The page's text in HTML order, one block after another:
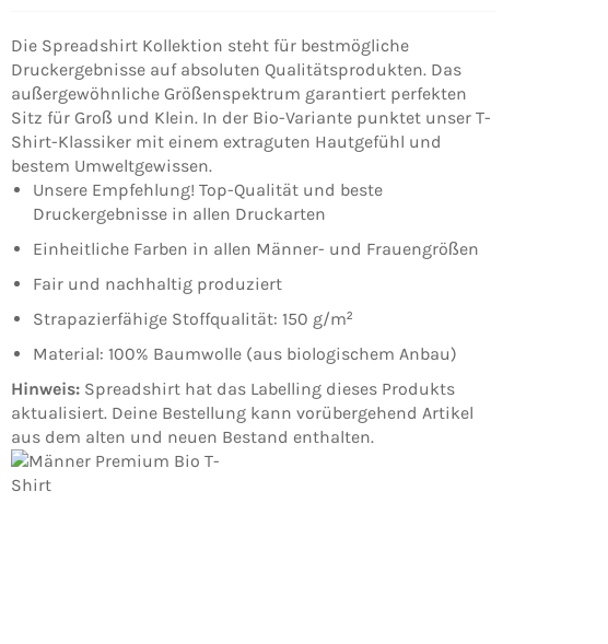
Die Spreadshirt Kollektion steht für bestmögliche
Druckergebnisse auf absoluten Qualitätsprodukten. Das
außergewöhnliche Größenspektrum garantiert perfekten
Sitz für Groß und Klein. In der Bio-Variante punktet unser T-
Shirt-Klassiker mit einem extraguten Hautgefühl und
bestem Umweltgewissen.
Unsere Empfehlung! Top-Qualität und beste
Druckergebnisse in allen Druckarten
Einheitliche Farben in allen Männer- und Frauengrößen
Fair und nachhaltig produziert
Strapazierfähige Stoffqualität: 150 g/m²
Material: 100% Baumwolle (aus biologischem Anbau)
Hinweis: Spreadshirt hat das Labelling dieses Produkts
aktualisiert. Deine Bestellung kann vorübergehend Artikel
aus dem alten und neuen Bestand enthalten.